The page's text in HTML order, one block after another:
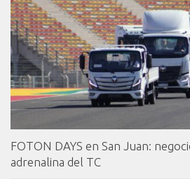
FOTON DAYS en San Juan:
adrenalina del TC